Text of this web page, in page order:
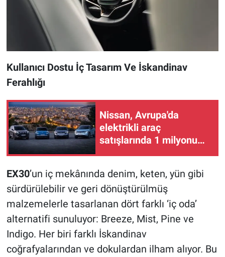
Kullanıcı Dostu İç Tasarım Ve İskandinav
Ferahlığı
Nissan, Avrupa'da
elektrikli araç
satışlarında 1 milyonu
EX30’un iç mekânında denim, keten, yün gibi
sürdürülebilir ve geri dönüştürülmüş
malzemelerle tasarlanan dört farklı ‘iç oda’
alternatifi sunuluyor: Breeze, Mist, Pine ve
Indigo. Her biri farklı İskandinav
coğrafyalarından ve dokulardan ilham alıyor. Bu